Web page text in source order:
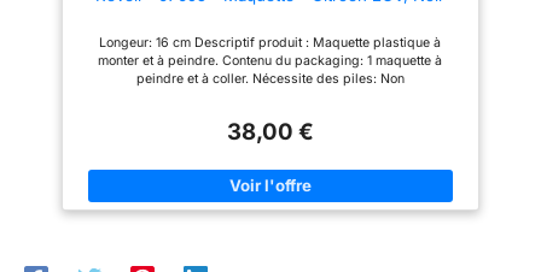
kit de construction de 1101
pièces offre une expérience de
montage captivante. Les
claires et les briques ABS de
qualité assurent un assemblage
fin. Superbe Modèle
d’Exposition et de Collection:
Une fois assemblé, ce moteur
Longeur: 16 cm Descriptif produit : Maquette plastique à
monter et à peindre. Contenu du packaging: 1 maquette à
peindre et à coller. Nécessite des piles: Non
38,00 €